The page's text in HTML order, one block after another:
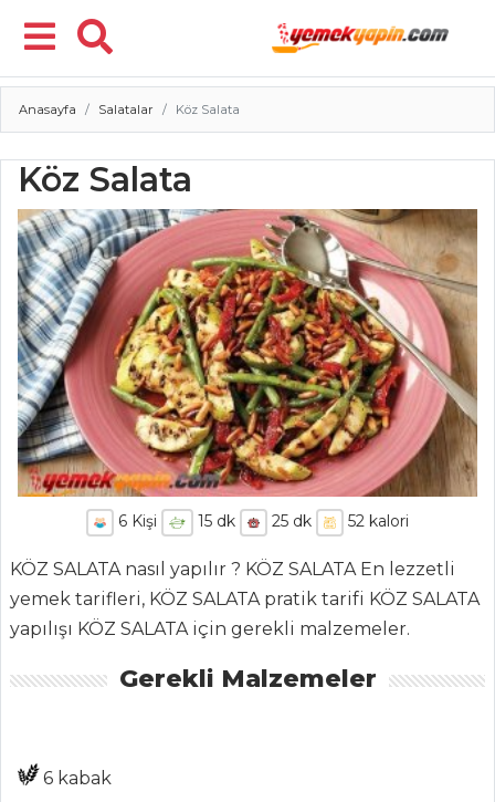
Menü
Medya
Anasayfa Salatalar Köz Salata
Köz Salata
6Kişi 15 dk 25 dk 52 kalori
KÖZ SALATA nasıl yapılır ? KÖZ SALATA En lezzetli
yemek tarifleri, KÖZ SALATA pratik tarifi KÖZ SALATA
yapılışı KÖZ SALATA için gerekli malzemeler.
Gerekli Malzemeler
6 kabak